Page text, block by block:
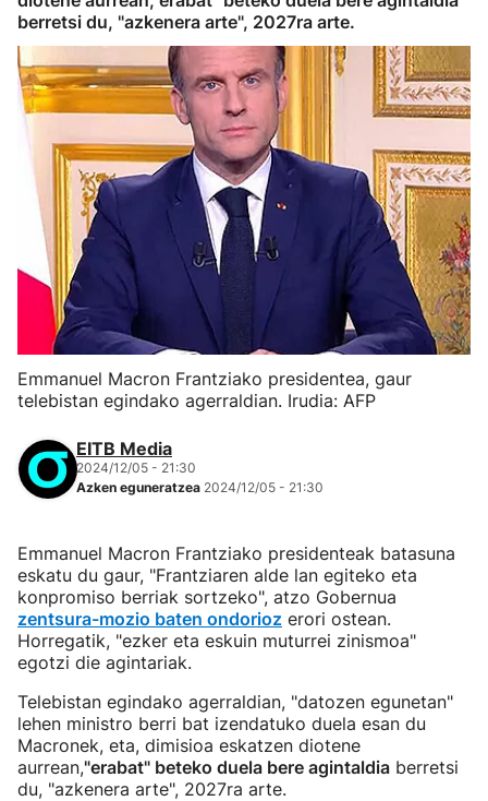
berretsi du, "azkenera arte", 2027ra arte.
Emmanuel Macron Frantziako presidentea, gaur
telebistan egindako agerraldian. Irudia: AFP
EITB Media
2024/12/05 - 21:30
Azken eguneratzea 2024/12/05 - 21:30
Emmanuel Macron Frantziako presidenteak batasuna
eskatu du gaur, "Frantziaren alde lan egiteko eta
konpromiso berriak sortzeko", atzo Gobernua
zentsura-mozio baten ondorioz erori ostean.
Horregatik, "ezker eta eskuin muturrei zinismoa"
egotzi die agintariak.
Telebistan egindako agerraldian, "datozen egunetan"
lehen ministro berri bat izendatuko duela esan du
Macronek, eta, dimisioa eskatzen diotene
aurrean,"erabat" beteko duela bere agintaldia berretsi
du, "azkenera arte", 2027ra arte.